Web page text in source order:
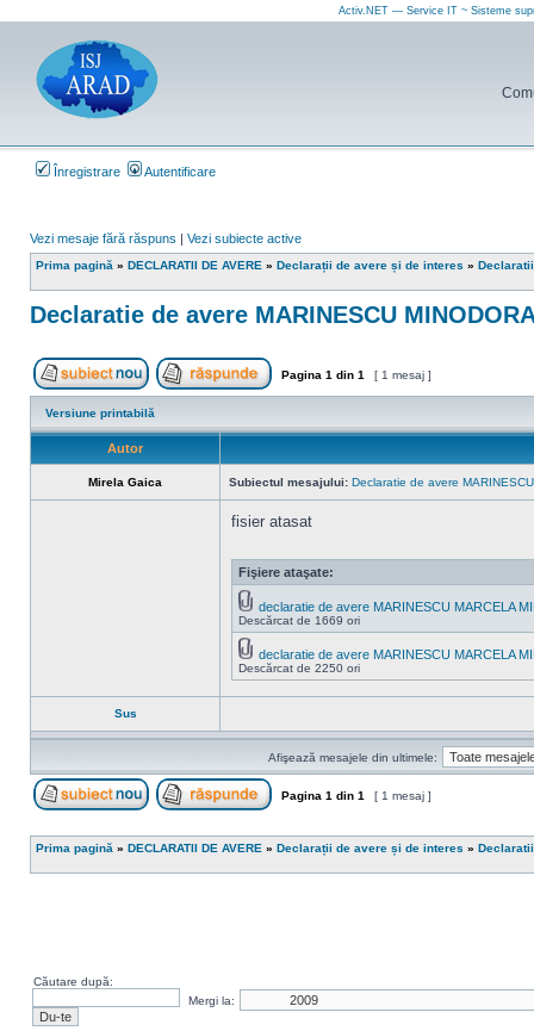
Activ.NET — Service IT ~ Sisteme
Înregistrare Autentificare
Vezi mesaje fără răspuns | Vezi subiecte active
Prima pagină » DECLARATII DE AVERE » Declarații de avere și de interes »
Declaratie de avere MARINESCU
Scrie un subiect nou Răspunde la subiect
Pagina 1 din 1 [ 1 mesaj ]
Versiune printabilă
Autor
Mirela Gaica Subiectul mesajului: Declaratie de avere
fisier atasat
Fişiere ataşate:
declaratie de avere MARINESCU MARCELA
Descărcat de 1669 ori
declaratie de avere MARINESCU MARCELA
Descărcat de 2250 ori
Sus
Afişează mesajele din ultimele:
Pagina 1 din 1 [ 1 mesaj ]
Prima pagină » DECLARATII DE AVERE » Declarații de avere și de interes »
Căutare după:
Mergi la: